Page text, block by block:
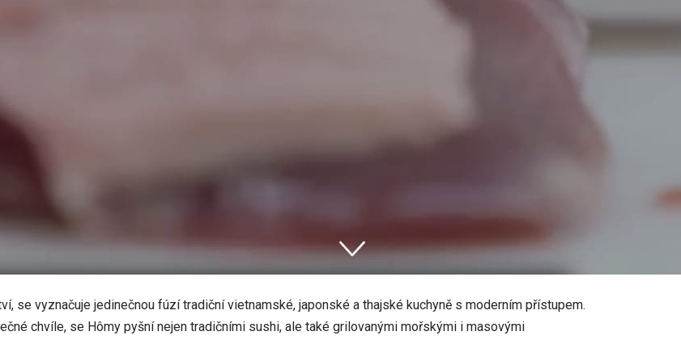
se vyznačuje jedinečnou fúzí tradiční vietnamské, japonské a thajské kuchyně s moderním přístupem.
chvíle, se Hômy pyšní nejen tradičními sushi, ale také grilovanými mořskými i masovými